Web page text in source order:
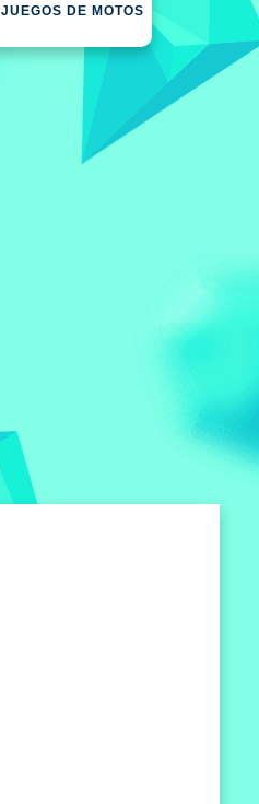
JUEGOS DE MOTOS